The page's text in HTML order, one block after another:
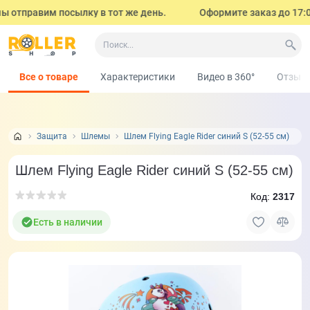
посылку в тот же день. Оформите заказ до
Защита Шлемы Шлем Flying Eagle Rider синий S (52-55 cм)
Все о товаре Характеристики Видео в 360°
Шлем Flying Eagle Rider синий S (52-55 cм)
Есть в наличии
Код: 2317